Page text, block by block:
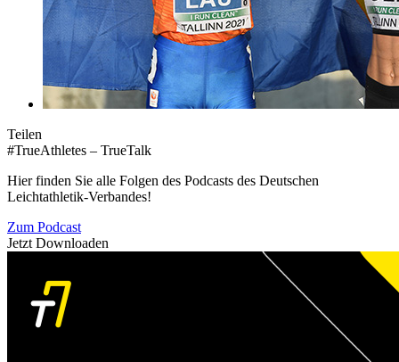
Teilen
#TrueAthletes – TrueTalk
Hier finden Sie alle Folgen des Podcasts des Deutschen
Leichtathletik-Verbandes!
Zum Podcast
Jetzt Downloaden